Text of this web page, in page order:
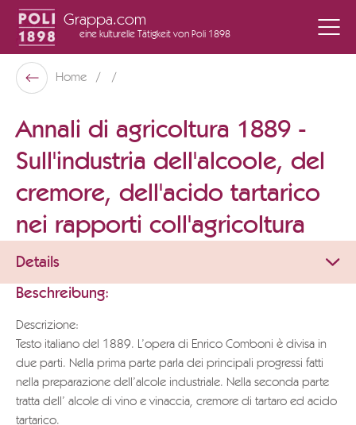
Grappa.com
eine kulturelle Tätigkeit von Poli 1898
Poli Museo Della Grappa
Zurück
Home
Annali di agricoltura 1889 -
Sull'industria dell'alcoole, del
cremore, dell'acido tartarico
nei rapporti coll'agricoltura
Details
Beschreibung:
Descrizione:
Testo italiano del 1889. L’opera di Enrico Comboni è divisa in
due parti. Nella prima parte parla dei principali progressi fatti
nella preparazione dell’alcole industriale. Nella seconda parte
tratta dell’ alcole di vino e vinaccia, cremore di tartaro ed acido
tartarico.